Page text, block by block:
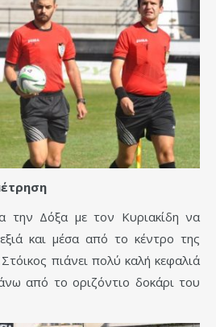
την Δόξα με τον Κυριακίδη να
και μέσα από το κέντρο της
πιάνει πολύ καλή κεφαλιά
από το οριζόντιο δοκάρι του